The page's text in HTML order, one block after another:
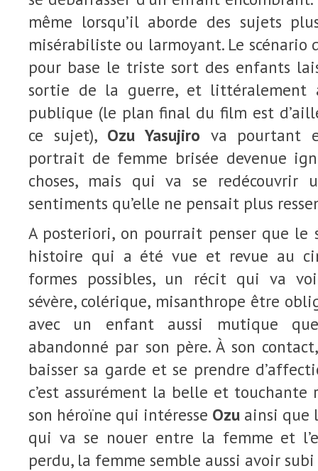
même lorsqu’il aborde des sujets
misérabiliste ou larmoyant. Le scénario
pour base le triste sort des enfants
sortie de la guerre, et littéralement
publique (le plan final du film est
ce sujet), Ozu Yasujiro va pourtant
portrait de femme brisée devenue
choses, mais qui va se redécouvrir
sentiments qu’elle ne pensait plus
A posteriori, on pourrait penser que le
histoire qui a été vue et revue au
formes possibles, un récit qui va
sévère, colérique, misanthrope être
avec un enfant aussi mutique
abandonné par son père. À son
baisser sa garde et se prendre
c’est assurément la belle et touchante
son héroïne qui intéresse Ozu ainsi que
qui va se nouer entre la femme et
perdu, la femme semble aussi avoir